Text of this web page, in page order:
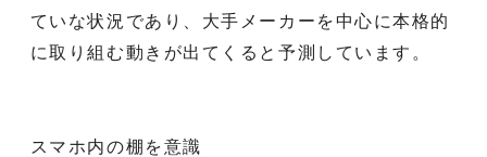
ていな状況であり、大手メーカーを中心に本格的
に取り組む動きが出てくると予測しています。
スマホ内の棚を意識